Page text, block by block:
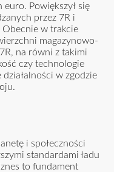
Powiększył się
przez 7R i
w trakcie
magazynowo-
na równi z takimi
czy technologie
w zgodzie
i społeczności
standardami ładu
to fundament